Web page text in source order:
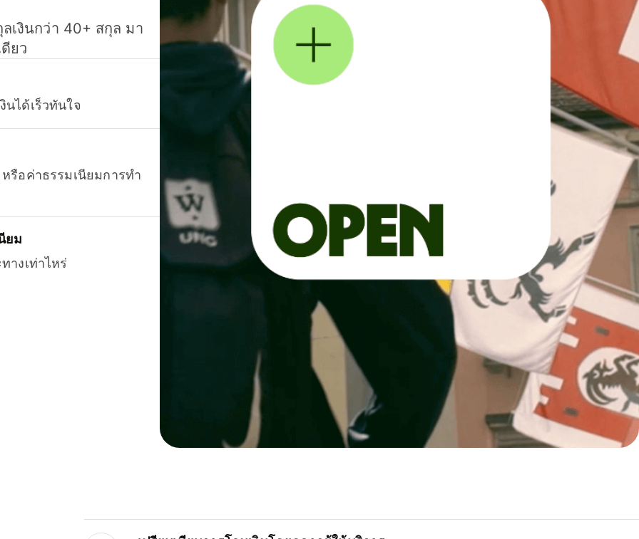
เงินกว่า 40+ สกุล มา
ยว
นได้เร็วทันใจ
รือค่าธรรมเนียมการทำ
ยม
างเท่าไหร่